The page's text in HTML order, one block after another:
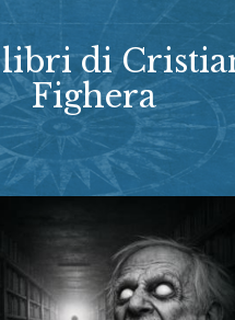
di
Fighera